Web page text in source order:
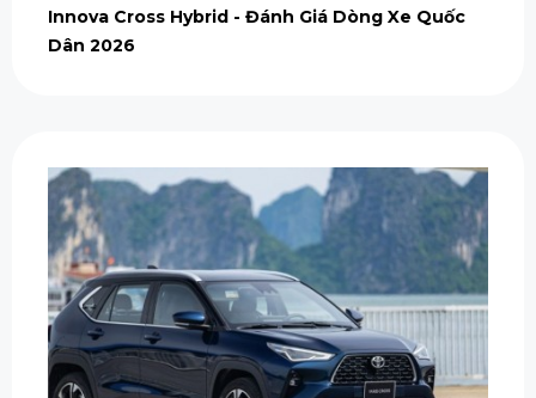
Innova Cross Hybrid - Đánh Giá Dòng Xe Quốc
Dân 2026